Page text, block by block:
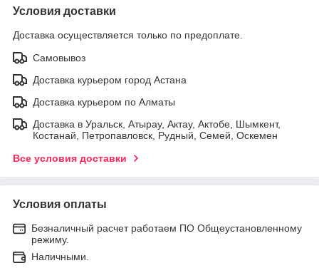
Условия доставки
Доставка осуществляется только по предоплате.
Самовывоз
Доставка курьером город Астана
Доставка курьером по Алматы
Доставка в Уральск, Атырау, Актау, Актобе, Шымкент,
Костанай, Петропавловск, Рудный, Семей, Оскемен
Все условия доставки
Условия оплаты
Безналичный расчет работаем ПО Общеустановленному
режиму.
Наличными.